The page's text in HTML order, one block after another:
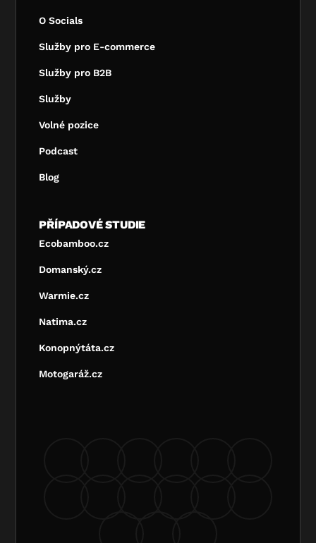
O Socials
Služby pro E-commerce
Služby pro B2B
Služby
Volné pozice
Podcast
Blog
PŘÍPADOVÉ STUDIE
Ecobamboo.cz
Domanský.cz
Warmie.cz
Natima.cz
Konopnýtáta.cz
Motogaráž.cz